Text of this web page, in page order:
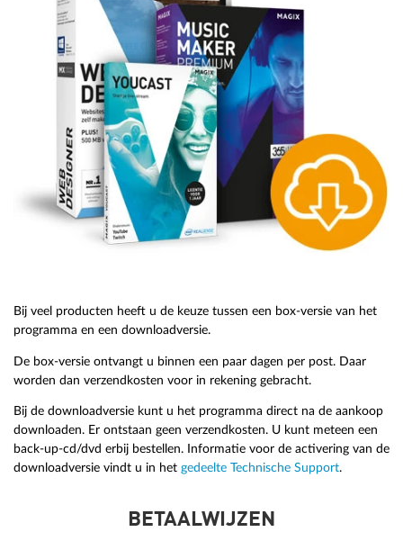
Bij veel producten heeft u de keuze tussen een box-versie van het
programma en een downloadversie.
De box-versie ontvangt u binnen een paar dagen per post. Daar
worden dan verzendkosten voor in rekening gebracht.
Bij de downloadversie kunt u het programma direct na de aankoop
downloaden. Er ontstaan geen verzendkosten. U kunt meteen een
back-up-cd/dvd erbij bestellen. Informatie voor de activering van de
downloadversie vindt u in het gedeelte Technische Support.
BETAALWIJZEN